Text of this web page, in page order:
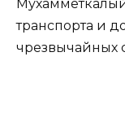
транспорта и
чрезвычайных